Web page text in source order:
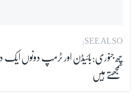
SEE ALSO:
چھ جنوری:بائیڈن اور ٹرمپ دونوں
سمجھتے ہیں